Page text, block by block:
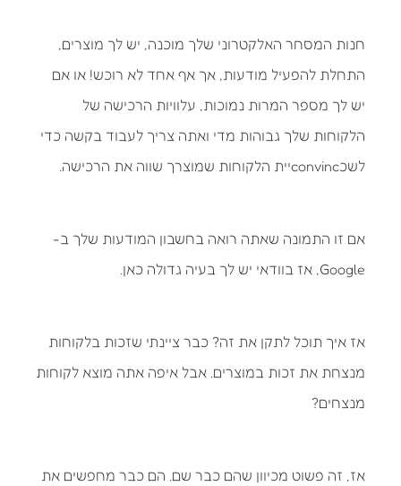
חנות המסחר האלקטרוני שלך מוכנה, יש לך מוצרים,
התחלת להפעיל מודעות, אך אף אחד לא רוכש! או אם
יש לך מספר המרות נמוכות, עלוויות הרכישה של
הלקוחות שלך גבוהות מדי ואתה צריך לעבוד בקשה כדי
לשכconvincיית הלקוחות שמוצרך שווה את הרכישה.
אם זו התמונה שאתה רואה בחשבון המודעות שלך ב-
Google, אז בוודאי יש לך בעיה גדולה כאן.
אז איך תוכל לתקן את זה? כבר ציינתי שזכות בלקוחות
מנצחת את זכות במוצרים. אבל איפה אתה מוצא לקוחות
מנצחים?
אז, זה פשוט מכיוון שהם כבר שם. הם כבר מחפשים את